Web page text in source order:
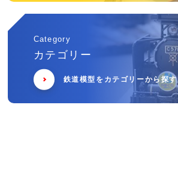
Category
カテゴリー
鉄道模型をカテゴリーから探す